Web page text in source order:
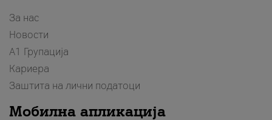
За нас
Новости
А1 Групација
Кариера
Заштита на лични податоци
Мобилна апликација